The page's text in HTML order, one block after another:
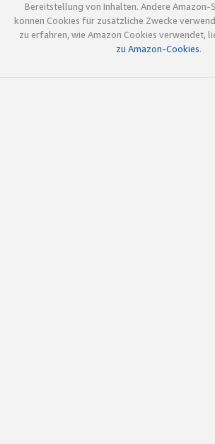
Bereitstellung von Inhalten. Andere Amazon-
können Cookies für zusätzliche Zwecke
zu erfahren, wie Amazon Cookies verwendet,
zu Amazon-Cookies.